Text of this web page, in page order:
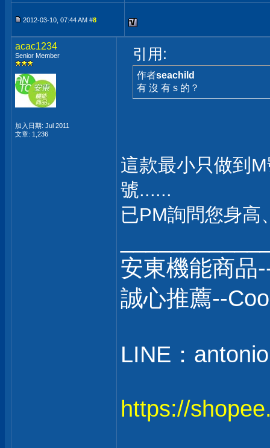
2012-03-10, 07:44 AM #8
acac1234
Senior Member
加入日期: Jul 2011
文章: 1,236
引用:
作者seachild
有 沒 有 s 的？
這款最小只做到
號......
已PM詢問您身高
安東機能商品
誠心推薦--
LINE：
https://